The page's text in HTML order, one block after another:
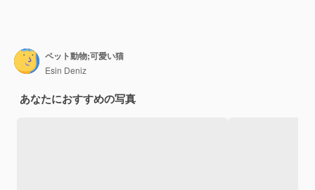
ペット動物;可愛い猫
Esin Deniz
あなたにおすすめの写真